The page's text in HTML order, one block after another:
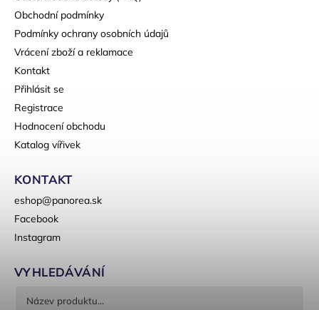
Obchodní podmínky
Podmínky ochrany osobních údajů
Vrácení zboží a reklamace
Kontakt
Přihlásit se
Registrace
Hodnocení obchodu
Katalog vířivek
KONTAKT
eshop@panorea.sk
Facebook
Instagram
VYHLEDÁVÁNÍ